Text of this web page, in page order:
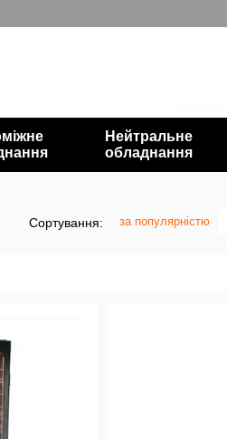
Нейтральне
обладнання
Сортування: за популярністю